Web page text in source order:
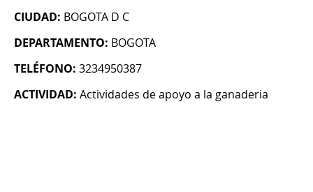
CIUDAD: BOGOTA D C
DEPARTAMENTO: BOGOTA
TELÉFONO: 3234950387
ACTIVIDAD: Actividades de apoyo a la ganaderia